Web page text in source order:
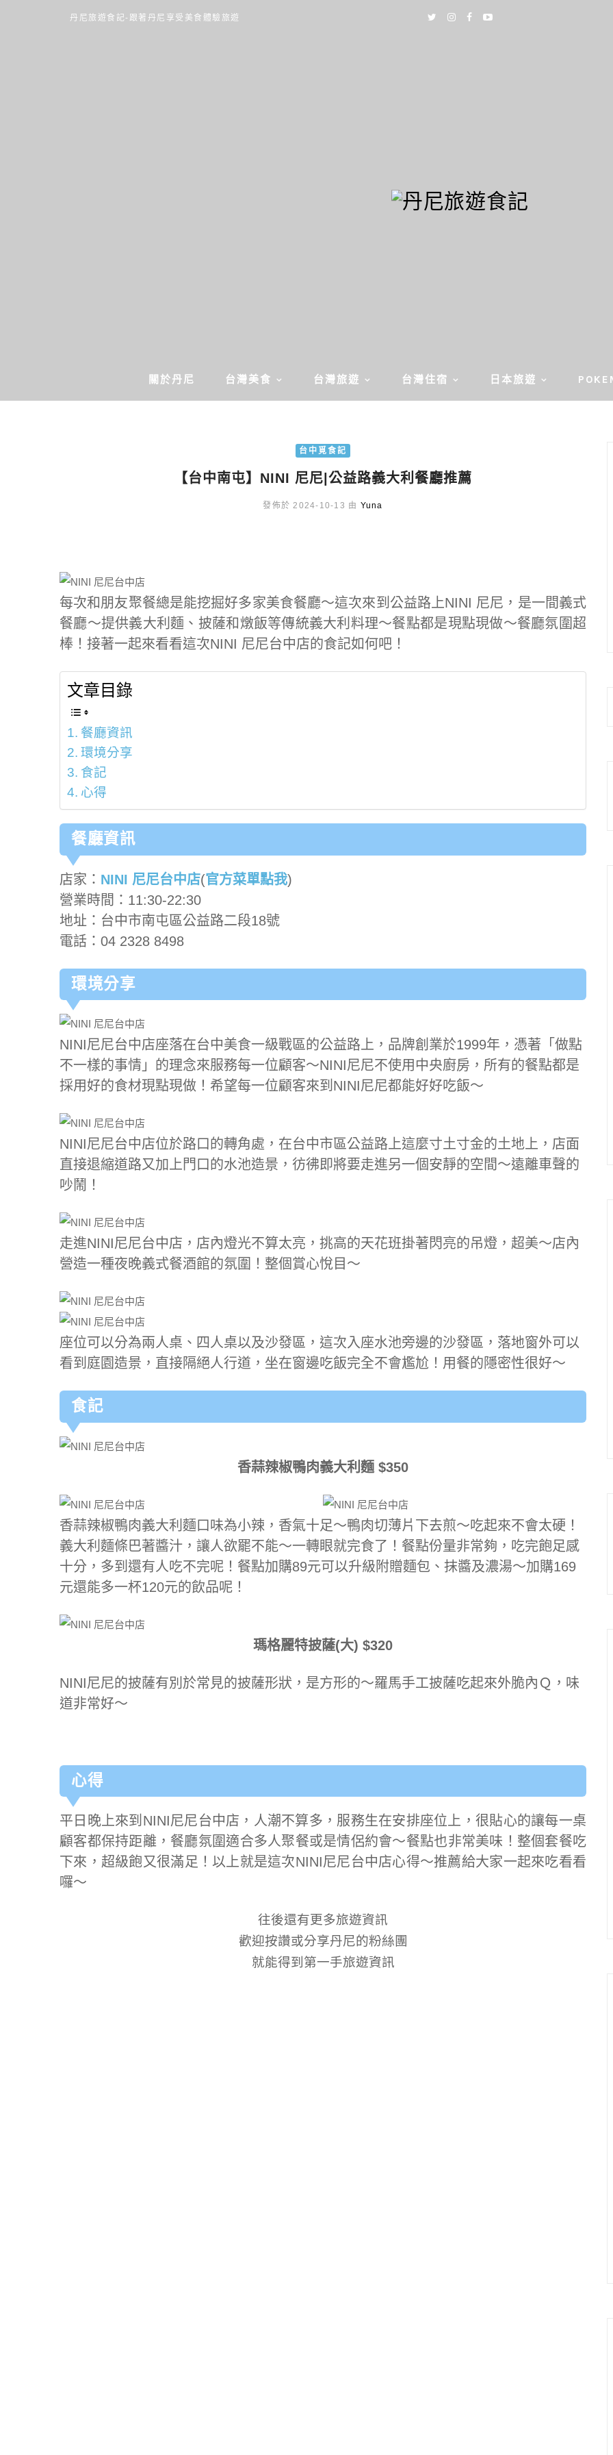
丹尼旅遊食記-跟著丹尼享受美食體驗旅遊
關於丹尼 台灣美食 台灣旅遊 台灣住宿 日本旅遊
台中覓食記
【台中南屯】NINI 尼尼|公益路義大利餐廳推薦
發佈於 2024-10-13 由 Yuna
每次和朋友聚餐總是能挖掘好多家美食餐廳～這次來到公益路上NINI 尼尼，是一間義式
餐廳～提供義大利麵、披薩和燉飯等傳統義大利料理～餐點都是現點現做～餐廳氛圍超
棒！接著一起來看看這次NINI 尼尼台中店的食記如何吧！
文章目錄
餐廳資訊
環境分享
食記
心得
餐廳資訊
店家： NINI 尼尼台中店(官方菜單點我)
營業時間：11:30-22:30
地址：台中市南屯區公益路二段18號
電話：04 2328 8498
環境分享
NINI尼尼台中店座落在台中美食一級戰區的公益路上，品牌創業於1999年，憑著「做點
不一樣的事情」的理念來服務每一位顧客～NINI尼尼不使用中央廚房，所有的餐點都是
採用好的食材現點現做！希望每一位顧客來到NINI尼尼都能好好吃飯～
NINI尼尼台中店位於路口的轉角處，在台中市區公益路上這麼寸土寸金的土地上，店面
直接退縮道路又加上門口的水池造景，彷彿即將要走進另一個安靜的空間～遠離車聲的
吵鬧！
走進NINI尼尼台中店，店內燈光不算太亮，挑高的天花班掛著閃亮的吊燈，超美～店內
營造一種夜晚義式餐酒館的氛圍！整個賞心悅目～
座位可以分為兩人桌、四人桌以及沙發區，這次入座水池旁邊的沙發區，落地窗外可以
看到庭園造景，直接隔絕人行道，坐在窗邊吃飯完全不會尷尬！用餐的隱密性很好～
食記
香蒜辣椒鴨肉義大利麵 $350
香蒜辣椒鴨肉義大利麵口味為小辣，香氣十足～鴨肉切薄片下去煎～吃起來不會太硬！
義大利麵條巴著醬汁，讓人欲罷不能～一轉眼就完食了！餐點份量非常夠，吃完飽足感
十分，多到還有人吃不完呢！餐點加購89元可以升級附贈麵包、抹醬及濃湯～加購169
元還能多一杯120元的飲品呢！
瑪格麗特披薩(大) $320
NINI尼尼的披薩有別於常見的披薩形狀，是方形的～羅馬手工披薩吃起來外脆內Ｑ，味
道非常好～
心得
平日晚上來到NINI尼尼台中店，人潮不算多，服務生在安排座位上，很貼心的讓每一桌
顧客都保持距離，餐廳氛圍適合多人聚餐或是情侶約會～餐點也非常美味！整個套餐吃
下來，超級飽又很滿足！以上就是這次NINI尼尼台中店心得～推薦給大家一起來吃看看
囉～
往後還有更多旅遊資訊
歡迎按讚或分享丹尼的粉絲團
就能得到第一手旅遊資訊